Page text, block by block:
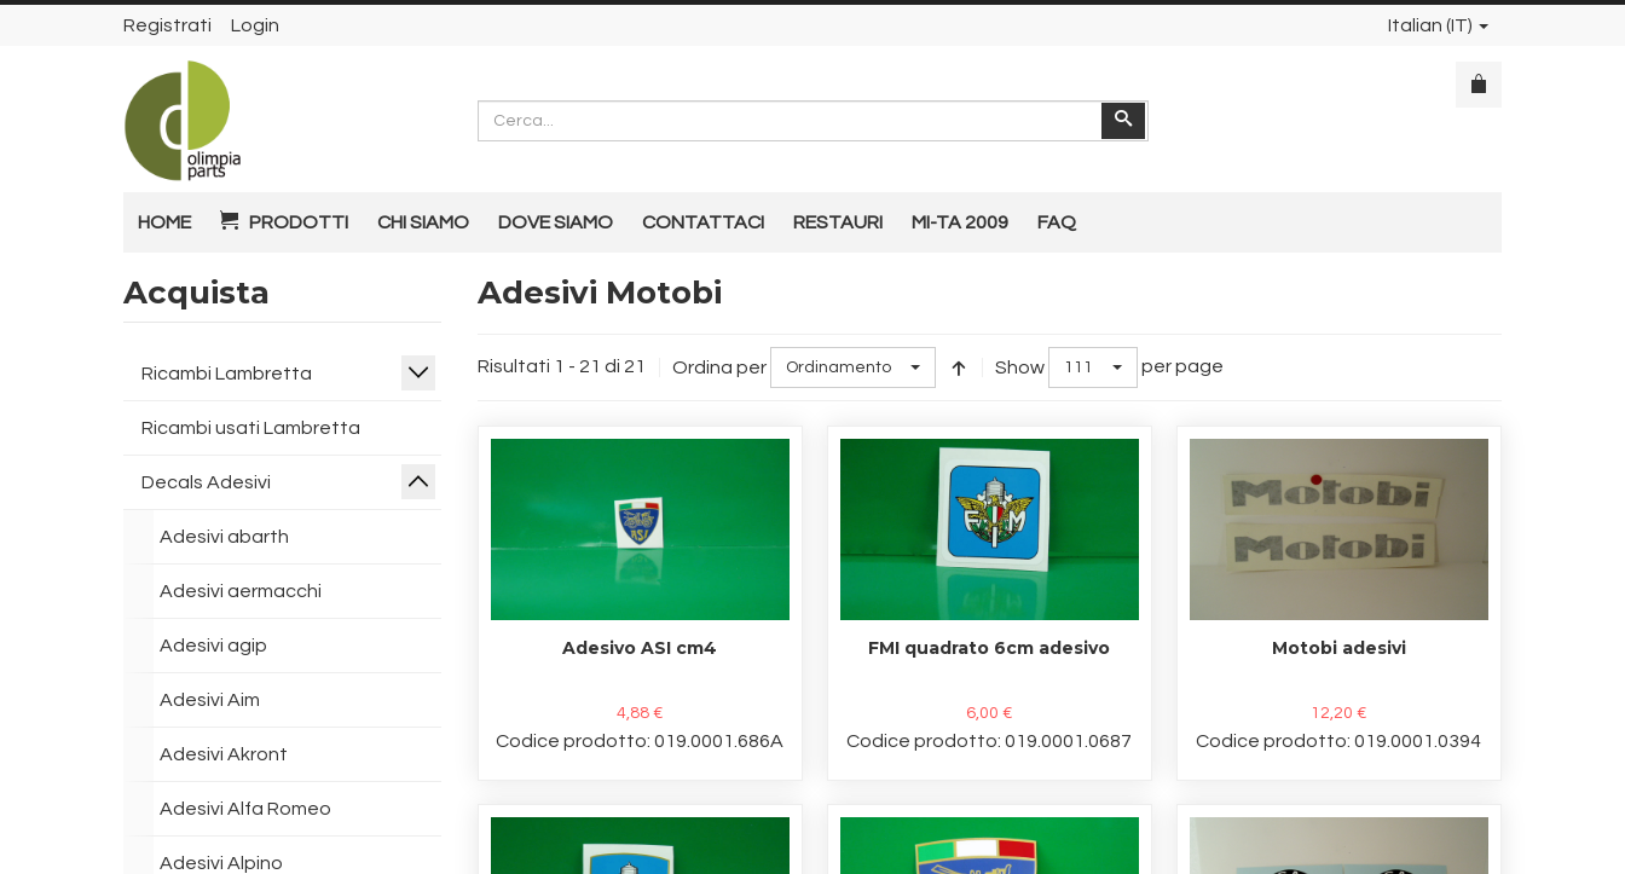
Registrati Login Italian (IT)
Cerca
Cerca
HOME PRODOTTI CHI SIAMO DOVE SIAMO CONTATTACI RESTAURI MI-TA 2009 FAQ
Adesivi Motobi
Risultati 1 - 21 di 21 Ordina per Ordinamento Show 111 per page
Adesivo ASI cm4
4,88 €
Codice prodotto: 019.0001.686A
FMI quadrato 6cm adesivo
6,00 €
Codice prodotto: 019.0001.0687
Motobi adesivi
12,20 €
Codice prodotto: 019.0001.0394
Acquista
Ricambi Lambretta
Ricambi usati Lambretta
Decals Adesivi
Adesivi abarth
Adesivi aermacchi
Adesivi agip
Adesivi Aim
Adesivi Akront
Adesivi Alfa Romeo
Adesivi Alpino